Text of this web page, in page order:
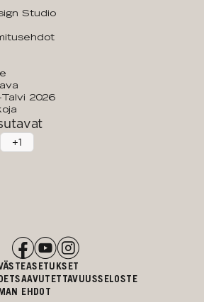
Studio
2026
+1
SAAVUTETTAVUUSSELOSTE
EHDOT